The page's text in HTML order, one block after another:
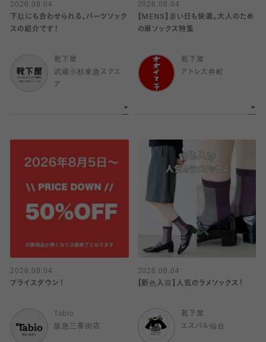
2026.08.04
下駄にも合わせられる、パーツソック
スの紹介です！
靴下屋
武蔵小杉東急スクエ
ア
2026.08.04
【MENS】暑い日も快適。大人のため
の麻ソックス特集
靴下屋
アトレ大井町
2026.08.04
プライスダウン！
Tabio
阪急三番街店
2026.08.04
【新色入荷】人気のラメソックス！
靴下屋
エスパル仙台